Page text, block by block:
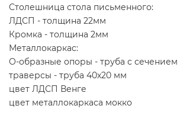
Столешница стола письменного:
ЛДСП - толщина 22мм
Кромка - толщина 2мм
Металлокаркас:
О-образные опоры - труба с сечением
траверсы - труба 40х20 мм
цвет ЛДСП Венге
цвет металлокаркаса мокко